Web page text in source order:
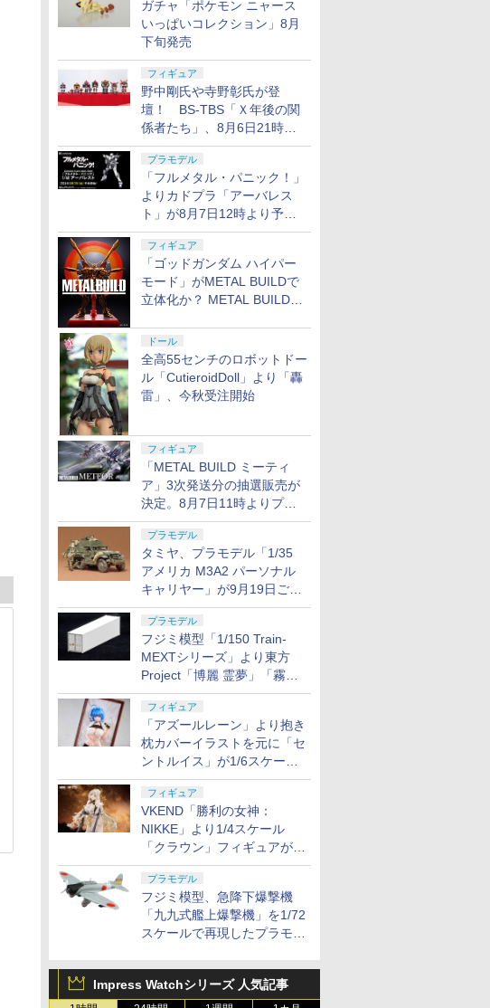
ガチャ「ポケモン ニャース
いっぱいコレクション」8月
下旬発売
フィギュア
野中剛氏や寺野彰氏が登
壇！ BS-TBS「Ｘ年後の関
係者たち」、8月6日21時放
送分のテーマは「超合金」！
プラモデル
「フルメタル・パニック！」
よりカドプラ「アーバレス
ト」が8月7日12時より予約
開始
フィギュア
「ゴッドガンダム ハイパー
モード」がMETAL BUILDで
立体化か？ METAL BUILD新
ドール
全高55センチのロボットドー
ル「CutieroidDoll」より「轟
雷」、今秋受注開始
フィギュア
「METAL BUILD ミーティ
ア」3次発送分の抽選販売が
決定。8月7日11時よりプレ
バンにて受付開始
プラモデル
タミヤ、プラモデル「1/35
アメリカ M3A2 パーソナル
キャリヤー」が9月19日ごろ
に発売
プラモデル
フジミ模型「1/150 Train-
MEXTシリーズ」より東方
Project「博麗 霊夢」「霧雨
魔理沙」のリーファーコンテ
ナが11月に発売
フィギュア
「アズールレーン」より抱き
枕カバーイラストを元に「セ
ントルイス」が1/6スケール
フィギュア化
フィギュア
VKEND「勝利の女神：
NIKKE」より1/4スケール
「クラウン」フィギュアが
2027年5月発売
プラモデル
フジミ模型、急降下爆撃機
「九九式艦上爆撃機」を1/72
スケールで再現したプラモデ
Impress Watchシリーズ 人気記事